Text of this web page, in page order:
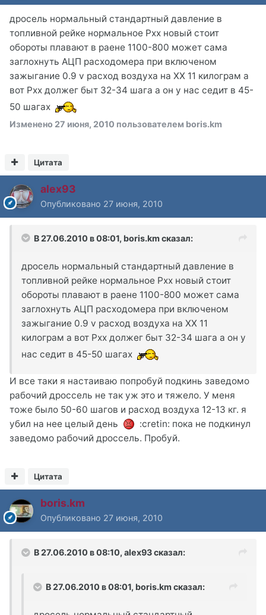
дросель нормальный стандартный давление в
топливной рейке нормальное Pxx новый стоит
обороты плавают в раене 1100-800 может сама
заглохнуть АЦП расходомера при включеном
зажыгание 0.9 v расход воздуха на ХХ 11 килограм а
вот Рхх должег быт 32-34 шага а он у нас седит в 45-
50 шагах
Изменено 27 июня, 2010 пользователем boris.km
Цитата
alex93
Опубликовано 27 июня, 2010
В 27.06.2010 в 08:01, boris.km сказал:
дросель нормальный стандартный давление в
топливной рейке нормальное Pxx новый стоит
обороты плавают в раене 1100-800 может сама
заглохнуть АЦП расходомера при включеном
зажыгание 0.9 v расход воздуха на ХХ 11
килограм а вот Рхх должег быт 32-34 шага а он у
нас седит в 45-50 шагах
И все таки я настаиваю попробуй подкинь заведомо
рабочий дроссель не так уж это и тяжело. У меня
тоже было 50-60 шагов и расход воздуха 12-13 кг. я
убил на нее целый день
:cretin: пока не подкинул
заведомо рабочий дроссель. Пробуй.
Цитата
boris.km
Опубликовано 27 июня, 2010
В 27.06.2010 в 08:10, alex93 сказал:
В 27.06.2010 в 08:01, boris.km сказал: